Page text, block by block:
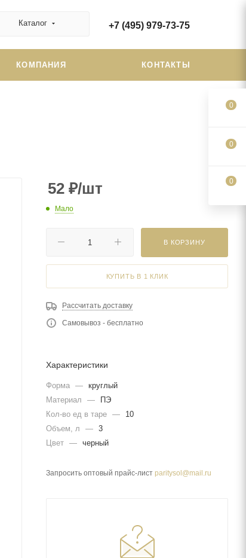
Каталог +7 (495) 979-73-75
КОМПАНИЯ КОНТАКТЫ
52 ₽/шт
Мало
В КОРЗИНУ
КУПИТЬ В 1 КЛИК
Рассчитать доставку
Самовывоз - бесплатно
Характеристики
Форма — круглый
Материал
—
ПЭ
Кол-во ед в таре —
10
Объем, л
— 3
Цвет — черный
Запросить оптовый прайс-лист paritysol@mail.ru
0
0
0